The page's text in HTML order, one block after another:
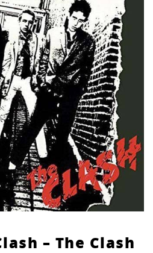
– The Clash